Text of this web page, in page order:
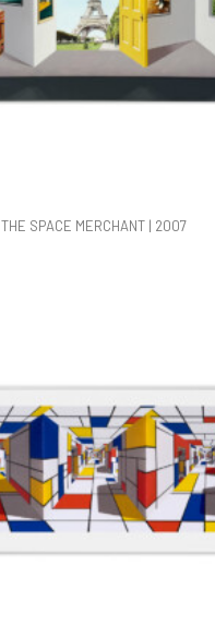
THE SPACE MERCHANT | 2007